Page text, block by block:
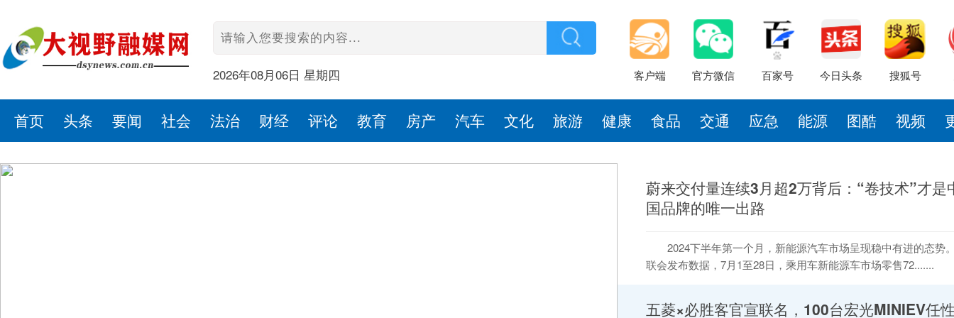
2026年08月06日 星期四 客户端 官方微信 百家号 今日头条 搜狐号
首页 头条 要闻 社会 法治 财经 评论 教育 房产 汽车 文化 旅游 健康 食品 交通 应急 能源 图酷 视频
蔚来交付量连续3月超2万背后：“卷技术”才是
国品牌的唯一出路
2024下半年第一个月，新能源汽车市场呈现稳中有进的态势
联会发布数据，7月1至28日，乘用车新能源车市场零售72.......
五菱×必胜客官宣联名，100台宏光MINIEV任